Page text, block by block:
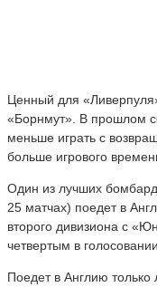
Ценный для
«Борнмут». В прошлом
меньше играть с
больше игрового
Один из лучших
25 матчах) поедет в
второго дивизиона с
четвертым в
Поедет в Англию только